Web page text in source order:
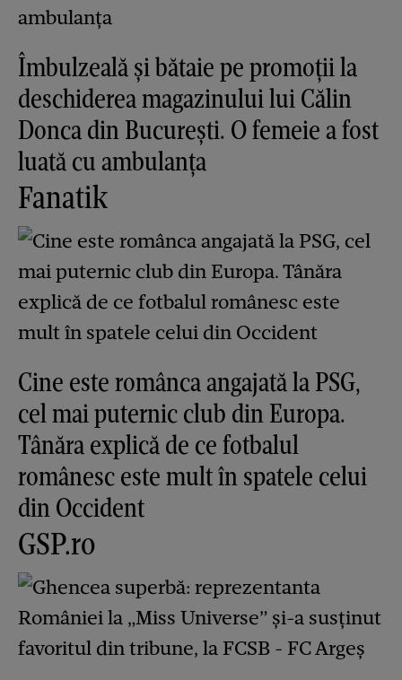
Îmbulzeală și bătaie pe promoții la
deschiderea magazinului lui Călin
Donca din București. O femeie a fost
luată cu ambulanța
Fanatik
Cine este românca angajată la PSG,
cel mai puternic club din Europa.
Tânăra explică de ce fotbalul
românesc este mult în spatele celui
din Occident
GSP.ro